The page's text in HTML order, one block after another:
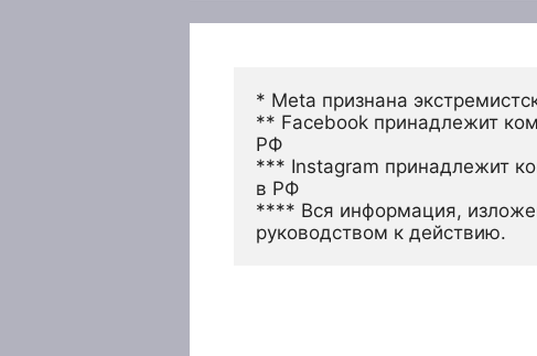
* Meta признана
** Facebook принадлежит
РФ
*** Instagram принадлежит
в РФ
**** Вся информация,
руководством к действию.